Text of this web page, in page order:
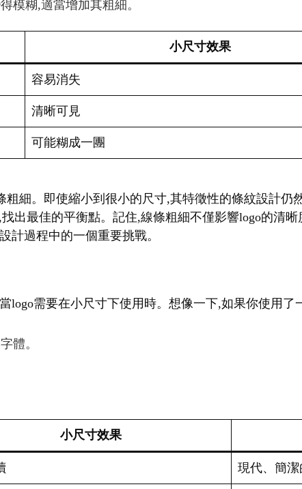
模糊,適當增加其粗細。
小尺寸效果
容易消失
清晰可見
可能糊成一團
細。即使縮小到很小的尺寸,其特徵性的條紋設計仍
出最佳的平衡點。記住,線條粗細不僅影響logo的清
計過程中的一個重要挑戰。
logo需要在小尺寸下使用時。想像一下,如果你使用
體。
小尺寸效果
現代、簡潔